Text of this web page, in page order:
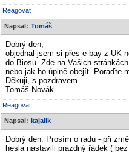
Reagovat
Napsal: Tomáš
Dobrý den,
objednal jsem si přes e-bay z UK
do Biosu. Zde na Vašich
nebo jak ho úplně obejít. Poraďte
Děkuji, s pozdravem
Tomáš Novák
Reagovat
Napsal: kajalik
Dobrý den. Prosím o radu - při
hesla nastavili prazdný řádek (